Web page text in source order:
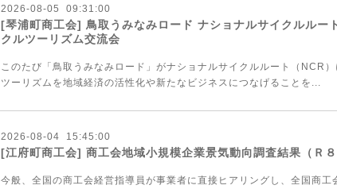
2026-08-05 09:31:00
[琴浦町商工会] 鳥取うみなみロード ナショナルサイクルルー
クルツーリズム交流会
このたび「鳥取うみなみロード」がナショナルサイクルルート（NCR
ツーリズムを地域経済の活性化や新たなビジネスにつなげることを...
2026-08-04 15:45:00
[江府町商工会] 商工会地域小規模企業景気動向調査結果（Ｒ
今般、全国の商工会経営指導員が事業者に直接ヒアリングし、全国商